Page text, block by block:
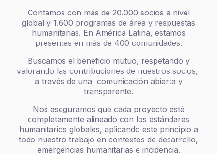
Contamos con más de 20.000 socios a nivel
global y 1.600 programas de área y respuestas
humanitarias. En América Latina, estamos
presentes en más de 400 comunidades.
Buscamos el beneficio mutuo, respetando y
valorando las contribuciones de nuestros socios,
a través de una comunicación abierta y
transparente.
Nos aseguramos que cada proyecto esté
completamente alineado con los estándares
humanitarios globales, aplicando este principio a
todo nuestro trabajo en contextos de desarrollo,
emergencias humanitarias e incidencia.